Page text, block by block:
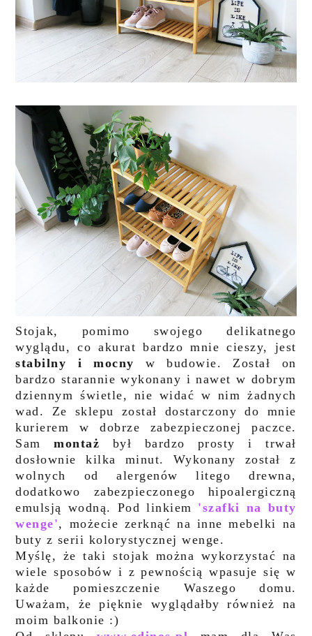
Stojak, pomimo swojego delikatnego
wyglądu, co akurat bardzo mnie cieszy, jest
stabilny i mocny w budowie. Został on
bardzo starannie wykonany i nawet w dobrym
dziennym świetle, nie widać w nim żadnych
wad. Ze sklepu został dostarczony do mnie
kurierem w dobrze zabezpieczonej paczce.
Sammontaż był bardzo prosty i trwał
dosłownie kilka minut. Wykonany został z
wolnych od alergenów litego drewna,
dodatkowo zabezpieczonego hipoalergiczną
emulsją wodną. Pod linkiem 'szafki na buty
wenge',
możecie zerknąć na inne mebelki na
buty z serii kolorystycznej wenge.
Myślę, że taki stojak można wykorzystać na
wiele sposobów i z pewnością wpasuje się w
każde pomieszczenie Waszego domu.
Uważam, że pięknie wyglądałby również na
moim balkonie :)